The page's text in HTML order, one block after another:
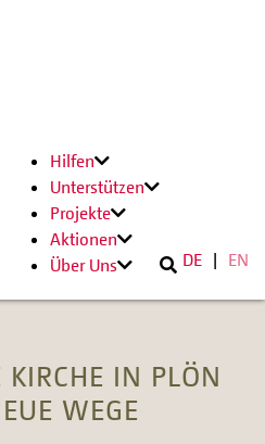
Hilfen
Unterstützen
Projekte
Aktionen
Über Uns
DE EN
KIRCHE IN PLÖN
WEGE